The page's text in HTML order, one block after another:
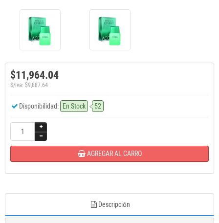
$11,964.04
S/Iva: $9,887.64
Disponibilidad: En Stock 52
AGREGAR AL CARRO
Descripción